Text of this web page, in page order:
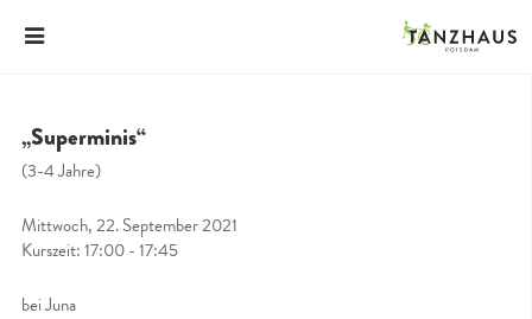
„Superminis“
(3-4 Jahre)
Mittwoch, 22. September 2021
Kurszeit: 17:00 - 17:45
bei Juna